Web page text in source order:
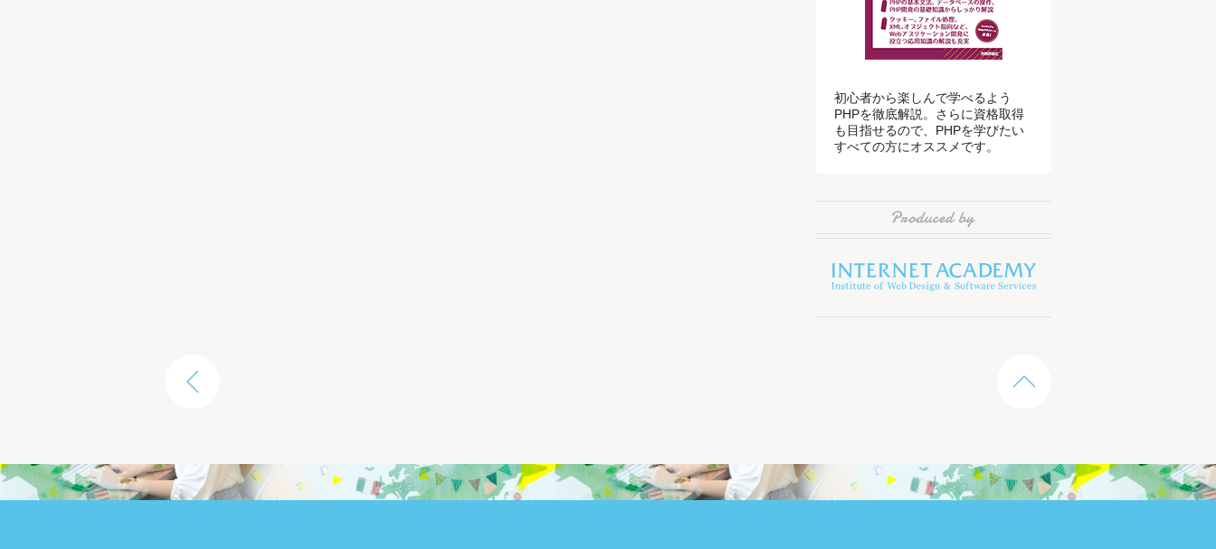
初心者から楽しんで学べるよう
PHPを徹底解説。さらに資格取得
も目指せるので、PHPを学びたい
すべての方にオススメです。